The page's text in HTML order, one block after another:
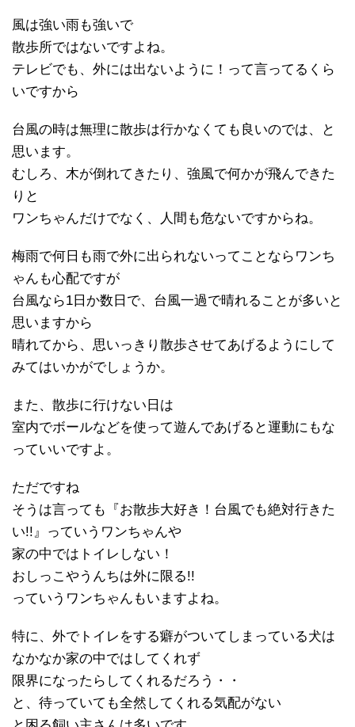
風は強い雨も強いで
散歩所ではないですよね。
テレビでも、外には出ないように！って言ってるくら
いですから
台風の時は無理に散歩は行かなくても良いのでは、と
思います。
むしろ、木が倒れてきたり、強風で何かが飛んできた
りと
ワンちゃんだけでなく、人間も危ないですからね。
梅雨で何日も雨で外に出られないってことならワンち
ゃんも心配ですが
台風なら1日か数日で、台風一過で晴れることが多いと
思いますから
晴れてから、思いっきり散歩させてあげるようにして
みてはいかがでしょうか。
また、散歩に行けない日は
室内でボールなどを使って遊んであげると運動にもな
っていいですよ。
ただですね
そうは言っても『お散歩大好き！台風でも絶対行きた
い!!』っていうワンちゃんや
家の中ではトイレしない！
おしっこやうんちは外に限る!!
っていうワンちゃんもいますよね。
特に、外でトイレをする癖がついてしまっている犬は
なかなか家の中ではしてくれず
限界になったらしてくれるだろう・・
と、待っていても全然してくれる気配がない